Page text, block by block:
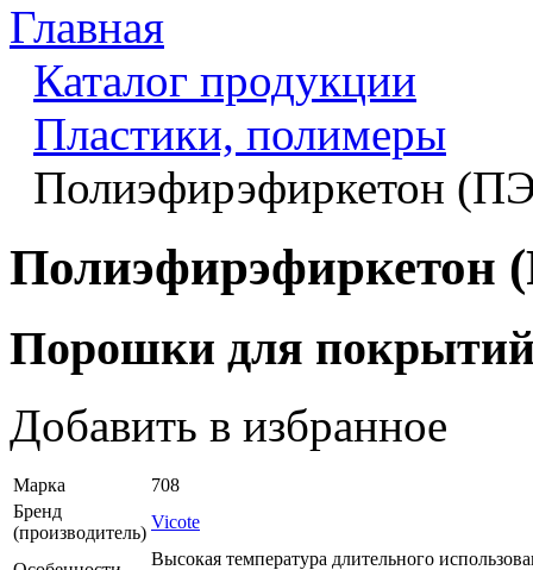
Главная
Каталог продукции
Пластики, полимеры
Полиэфирэфиркетон
Полиэфирэфиркетон
Порошки для
Добавить в избранное
Марка
708
Бренд
(производитель)
Vicote
Высокая температура длительного